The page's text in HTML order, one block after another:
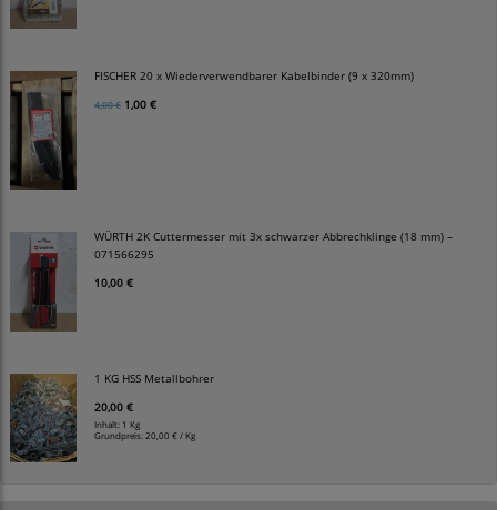
FISCHER 20 x Wiederverwendbarer Kabelbinder (9 x 320mm)
4,00 € 1,00 €
WÜRTH 2K Cuttermesser mit 3x schwarzer Abbrechklinge (18 mm) –
071566295
10,00 €
1 KG HSS Metallbohrer
20,00 €
Inhalt: 1 Kg
Grundpreis: 20,00 € / Kg